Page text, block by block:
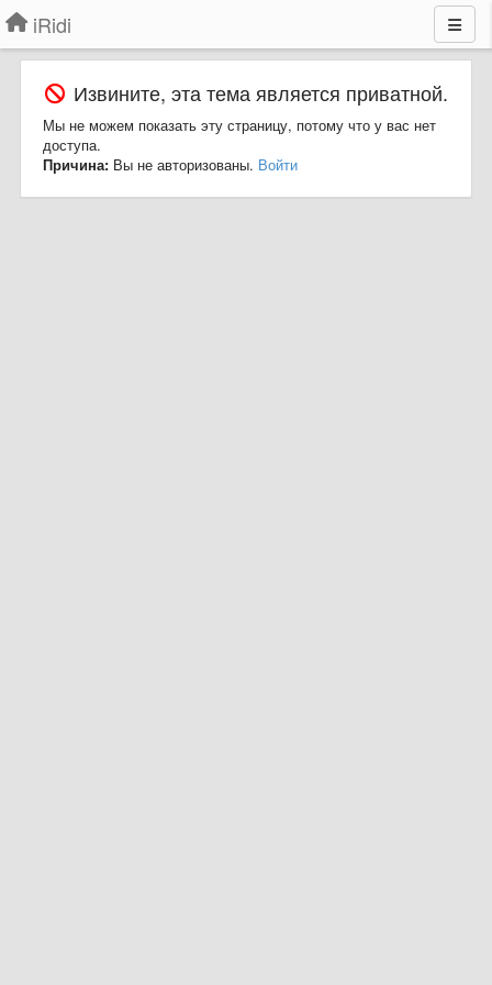
iRidi
Извините, эта тема является приватной.
Мы не можем показать эту страницу, потому что у вас нет
доступа.
Причина: Вы не авторизованы. Войти